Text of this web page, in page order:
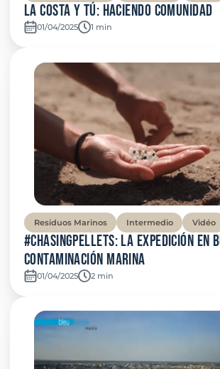
La Costa y Tú: haciendo comunidad
01/04/2025 Temps de lecture:
1 min
Residuos Marinos Intermedio Vidéo
#ChasingPellets: la expedición en
contaminación marina
01/04/2025 Temps de lecture:
2 min